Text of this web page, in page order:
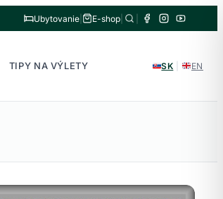
Ubytovanie E-shop
TIPY NA VÝLETY SK EN